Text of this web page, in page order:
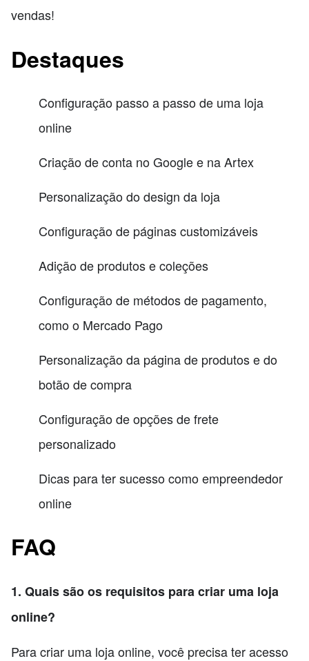
vendas!
Destaques
Configuração passo a passo de uma loja
online
Criação de conta no Google e na Artex
Personalização do design da loja
Configuração de páginas customizáveis
Adição de produtos e coleções
Configuração de métodos de pagamento,
como o Mercado Pago
Personalização da página de produtos e do
botão de compra
Configuração de opções de frete
personalizado
Dicas para ter sucesso como empreendedor
online
FAQ
1. Quais são os requisitos para criar uma loja
online?
Para criar uma loja online, você precisa ter acesso